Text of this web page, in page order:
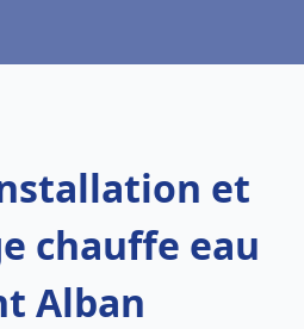
et
chauffe eau
Alban